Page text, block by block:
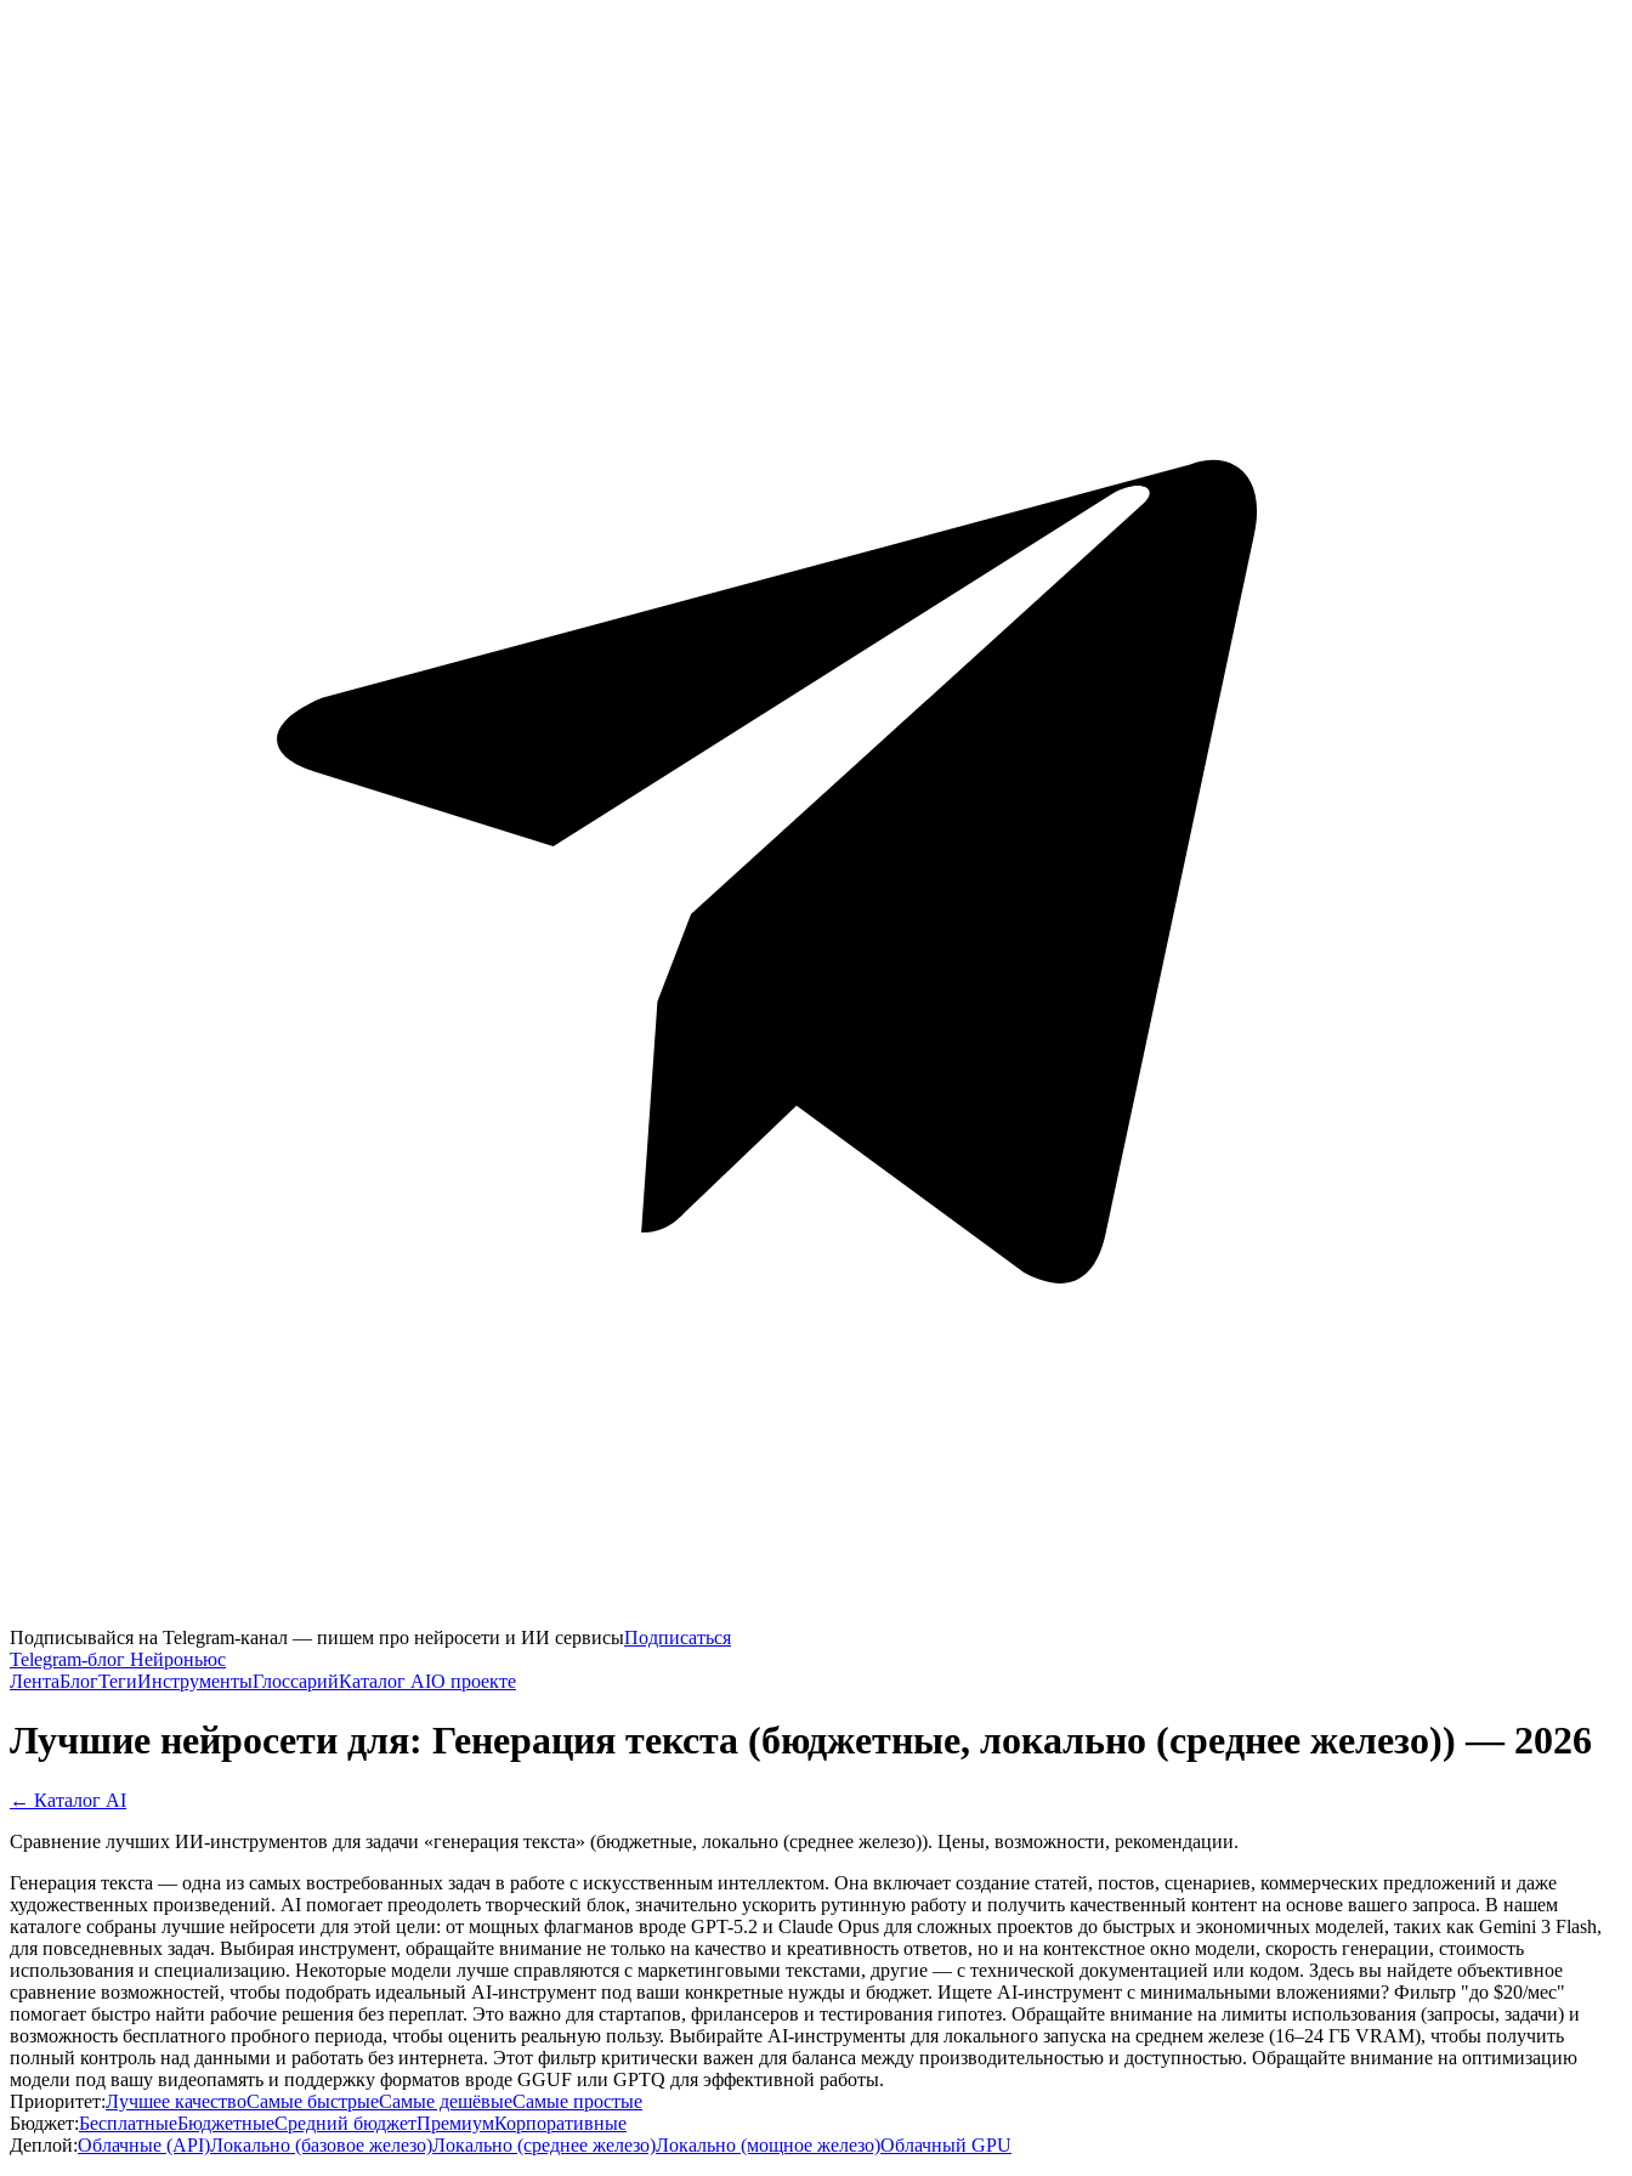
Подписывайся на Telegram-канал — пишем про нейросети и ИИ сервисыПодписаться
Telegram-блог Нейроньюс
ЛентаБлогТегиИнструментыГлоссарийКаталог AIО проекте
Лучшие нейросети для: Генерация текста (бюджетные, локально (среднее железо)) — 2026
← Каталог AI
Сравнение лучших ИИ-инструментов для задачи «генерация текста» (бюджетные, локально (среднее железо)). Цены, возможности, рекомендации.
Генерация текста — одна из самых востребованных задач в работе с искусственным интеллектом. Она включает создание статей, постов, сценариев, коммерческих предложений и даже
художественных произведений. AI помогает преодолеть творческий блок, значительно ускорить рутинную работу и получить качественный контент на основе вашего запроса. В нашем
каталоге собраны лучшие нейросети для этой цели: от мощных флагманов вроде GPT-5.2 и Claude Opus для сложных проектов до быстрых и экономичных моделей, таких как Gemini 3 Flash,
для повседневных задач. Выбирая инструмент, обращайте внимание не только на качество и креативность ответов, но и на контекстное окно модели, скорость генерации, стоимость
использования и специализацию. Некоторые модели лучше справляются с маркетинговыми текстами, другие — с технической документацией или кодом. Здесь вы найдете объективное
сравнение возможностей, чтобы подобрать идеальный AI-инструмент под ваши конкретные нужды и бюджет. Ищете AI-инструмент с минимальными вложениями? Фильтр "до $20/мес"
помогает быстро найти рабочие решения без переплат. Это важно для стартапов, фрилансеров и тестирования гипотез. Обращайте внимание на лимиты использования (запросы, задачи) и
возможность бесплатного пробного периода, чтобы оценить реальную пользу. Выбирайте AI-инструменты для локального запуска на среднем железе (16–24 ГБ VRAM), чтобы получить
полный контроль над данными и работать без интернета. Этот фильтр критически важен для баланса между производительностью и доступностью. Обращайте внимание на оптимизацию
модели под вашу видеопамять и поддержку форматов вроде GGUF или GPTQ для эффективной работы.
Приоритет:Лучшее качествоСамые быстрыеСамые дешёвыеСамые простые
Бюджет:БесплатныеБюджетныеСредний бюджетПремиумКорпоративные
Деплой:Облачные (API)Локально (базовое железо)Локально (среднее железо)Локально (мощное железо)Облачный GPU